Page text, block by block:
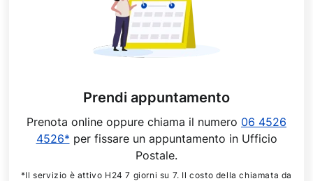
Prendi appuntamento
Prenota online oppure chiama il numero 06 4526
4526* per fissare un appuntamento in Ufficio
Postale.
*Il servizio è attivo H24 7 giorni su 7. Il costo della chiamata da